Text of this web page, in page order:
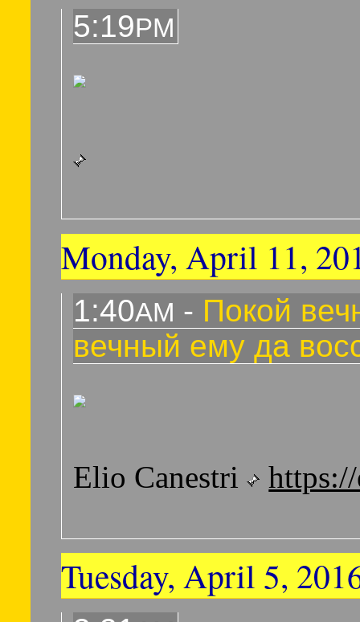
5:19PM
Monday, April 11,
1:40AM - Покой
вечный ему да
Elio Canestri
Tuesday, April 5,